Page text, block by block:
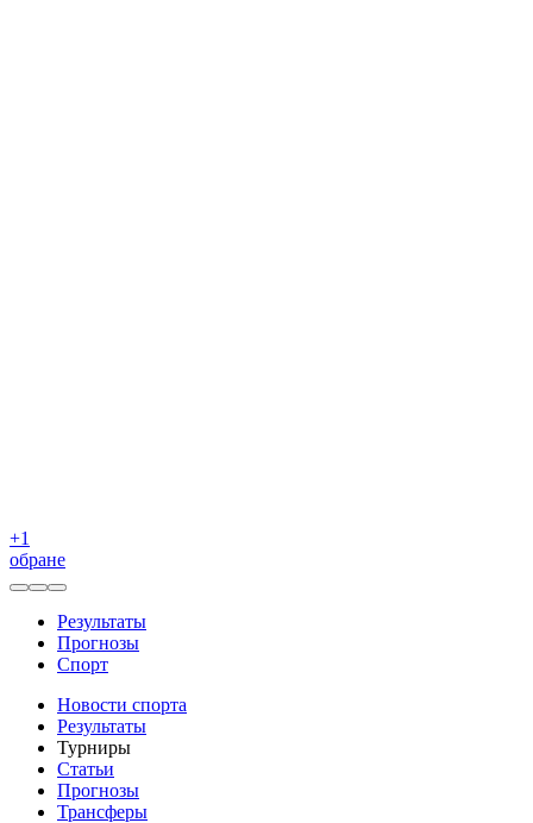
+1
обране
Результаты
Прогнозы
Спорт
Новости спорта
Результаты
Турниры
Статьи
Прогнозы
Трансферы